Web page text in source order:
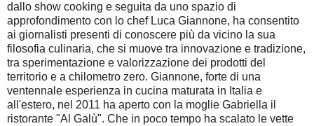
dallo show cooking e seguita da uno spazio di
approfondimento con lo chef Luca Giannone, ha consentito
ai giornalisti presenti di conoscere più da vicino la sua
filosofia culinaria, che si muove tra innovazione e tradizione,
tra sperimentazione e valorizzazione dei prodotti del
territorio e a chilometro zero. Giannone, forte di una
ventennale esperienza in cucina maturata in Italia e
all'estero, nel 2011 ha aperto con la moglie Gabriella il
ristorante "Al Galù". Che in poco tempo ha scalato le vette